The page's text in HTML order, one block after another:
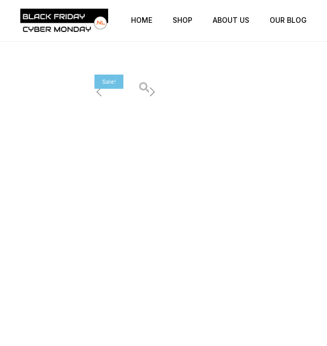
HOME SHOP ABOUT US OUR BLOG
Sale!